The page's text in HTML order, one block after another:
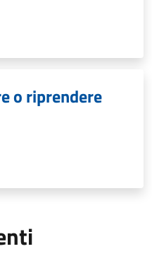
o riprendere